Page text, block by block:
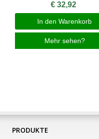
€ 32,92
In den Warenkorb
Mehr sehen?
PRODUKTE